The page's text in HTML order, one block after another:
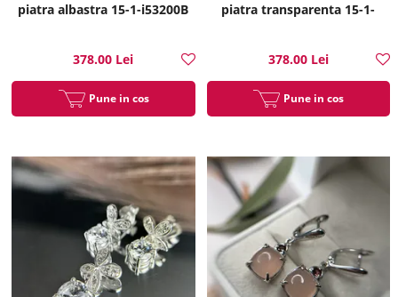
piatra albastra 15-1-i53200B
378.00 Lei
Pune in cos
piatra transparenta 15-1-
378.00 Lei
Pune in cos